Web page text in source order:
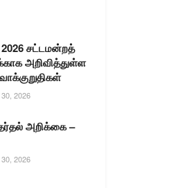
2026 சட்டமன்றத்
அறிவித்துள்ள
2026
அறிக்கை –
2026